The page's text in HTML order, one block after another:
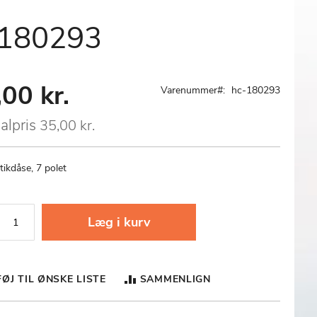
kr.
35,00 kr.
Varenummer hc-180293
7 polet
Læg i kurv
TIL ØNSKE LISTE SAMMENLIGN